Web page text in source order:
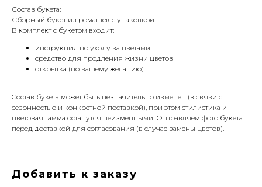
Состав букета:
Сборный букет из ромашек с упаковкой
В комплект с букетом входит:
инструкция по уходу за цветами
средство для продления жизни цветов
открытка (по вашему желанию)
Cостав букета может быть незначительно изменен (в связи с
сезонностью и конкретной поставкой), при этом стилистика и
цветовая гамма останутся неизменными. Отправляем фото букета
перед доставкой для согласования (в случае замены цветов).
Добавить к заказу